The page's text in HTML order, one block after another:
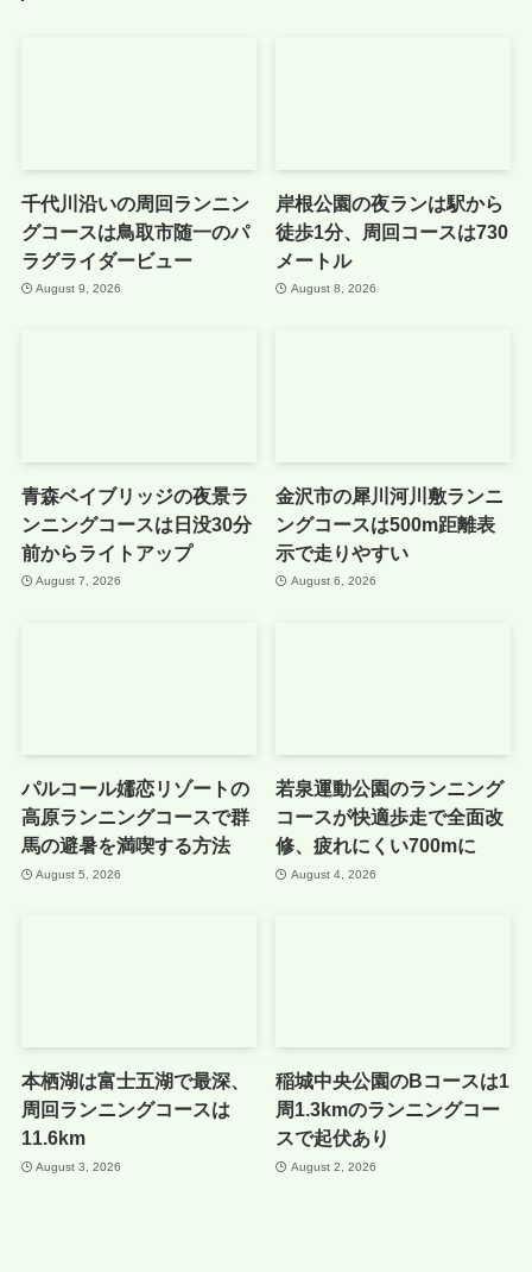
千代川沿いの周回ランニン
グコースは鳥取市随一のパ
ラグライダービュー
August 9, 2026
岸根公園の夜ランは駅から
徒歩1分、周回コースは730
メートル
August 8, 2026
青森ベイブリッジの夜景ラ
ンニングコースは日没30分
前からライトアップ
August 7, 2026
金沢市の犀川河川敷ランニ
ングコースは500m距離表
示で走りやすい
August 6, 2026
パルコール嬬恋リゾートの
高原ランニングコースで群
馬の避暑を満喫する方法
August 5, 2026
若泉運動公園のランニング
コースが快適歩走で全面改
修、疲れにくい700mに
August 4, 2026
本栖湖は富士五湖で最深、
周回ランニングコースは
11.6km
August 3, 2026
稲城中央公園のBコースは1
周1.3kmのランニングコー
スで起伏あり
August 2, 2026